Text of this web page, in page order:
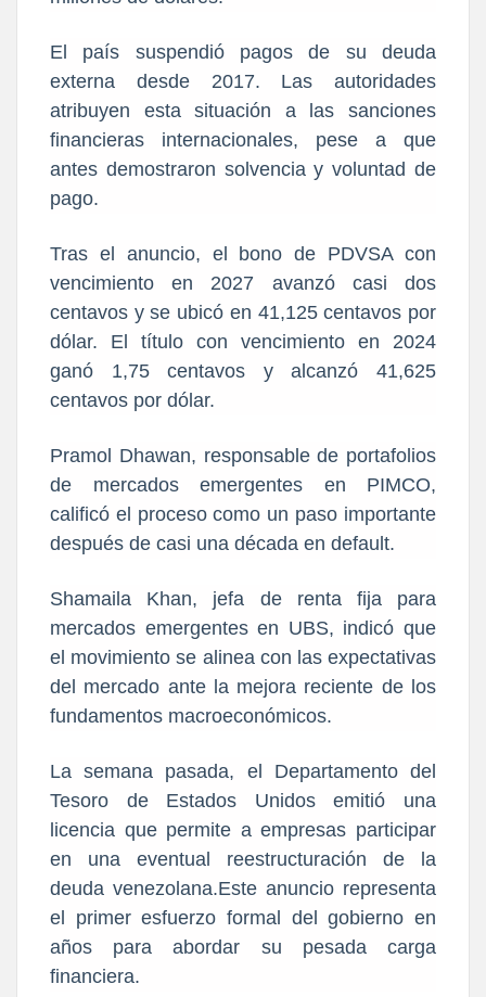
El país suspendió pagos de su deuda
externa desde 2017. Las autoridades
atribuyen esta situación a las sanciones
financieras internacionales, pese a que
antes demostraron solvencia y voluntad de
pago.
Tras el anuncio, el bono de PDVSA con
vencimiento en 2027 avanzó casi dos
centavos y se ubicó en 41,125 centavos por
dólar. El título con vencimiento en 2024
ganó 1,75 centavos y alcanzó 41,625
centavos por dólar.
Pramol Dhawan, responsable de portafolios
de mercados emergentes en PIMCO,
calificó el proceso como un paso importante
después de casi una década en default.
Shamaila Khan, jefa de renta fija para
mercados emergentes en UBS, indicó que
el movimiento se alinea con las expectativas
del mercado ante la mejora reciente de los
fundamentos macroeconómicos.
La semana pasada, el Departamento del
Tesoro de Estados Unidos emitió una
licencia que permite a empresas participar
en una eventual reestructuración de la
deuda venezolana.Este anuncio representa
el primer esfuerzo formal del gobierno en
años para abordar su pesada carga
financiera.